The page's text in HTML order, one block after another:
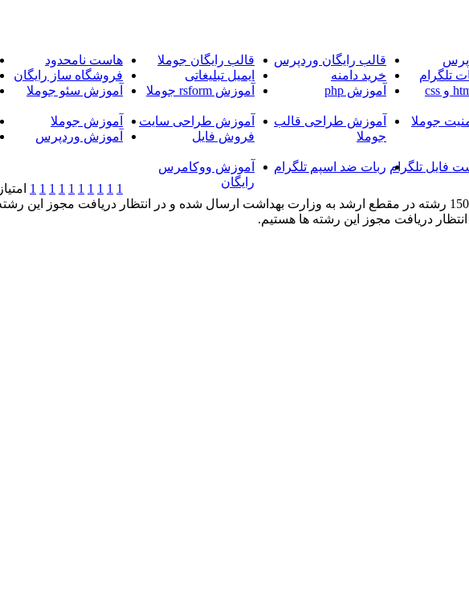
قالب رایگان وردپرس قالب رایگان جوملا هاست نامحدود
تلگرام خرید دامنه ایمیل تبلیغاتی فروشگاه ساز رایگان
آموزش php آموزش rsform جوملا آموزش سئو جوملا
جوملا
آموزش طراحی قالب
جوملا
آموزش طراحی سایت
فروش فایل
آموزش جوملا
آموزش وردپرس
فایل تلگرام ربات ضد اسپم تلگرام
آموزش ووکامرس
رایگان
1
1
1
1
1
1
1
1
1
1 امتیاز 0.00 (0 رای)
دریافت مجوز این رشته ها هستیم.